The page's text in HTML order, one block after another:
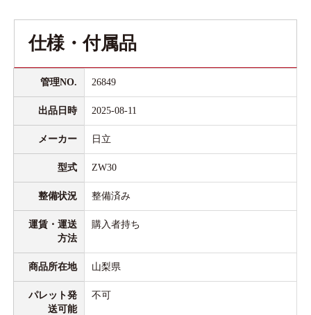
仕様・付属品
管理NO. 26849
出品日時 2025-08-11
メーカー 日立
型式 ZW30
整備状況 整備済み
運賃・運送
方法
購入者持ち
商品所在地 山梨県
パレット発
送可能
不可